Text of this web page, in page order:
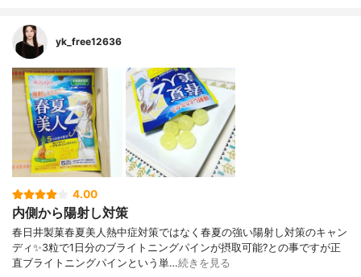
yk_free12636
4.00
内側から陽射し対策
春日井製菓春夏美人熱中症対策ではなく春夏の強い陽射し対策のキャン
ディ✨3粒で1日分のブライトニングパインが摂取可能?との事ですが正
直ブライトニングパインという単…続きを見る